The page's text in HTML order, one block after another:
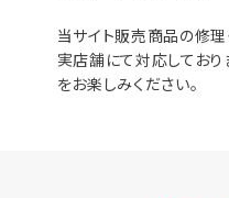
当サイト販売商品の修理
実店舗にて対応しており
をお楽しみください。